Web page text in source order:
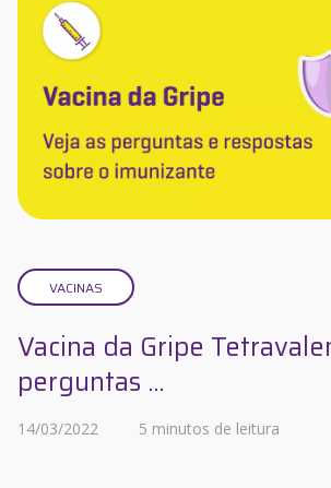
VACINAS
Vacina da Gripe
perguntas ...
14/03/2022 5 minutos de leitura